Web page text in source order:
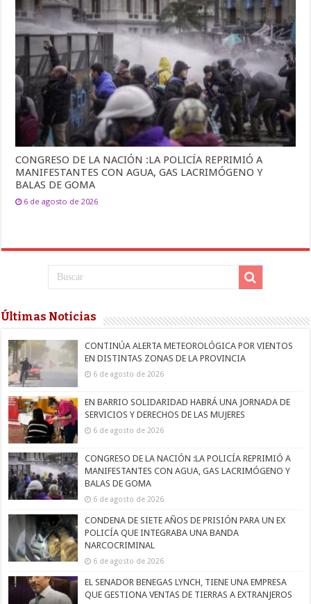
CONGRESO DE LA NACIÓN :LA POLICÍA REPRIMIÓ A
MANIFESTANTES CON AGUA, GAS LACRIMÓGENO Y
BALAS DE GOMA
6 de agosto de 2026
Últimas Noticias
CONTINÚA ALERTA METEOROLÓGICA POR VIENTOS
EN DISTINTAS ZONAS DE LA PROVINCIA
6 de agosto de 2026
EN BARRIO SOLIDARIDAD HABRÁ UNA JORNADA DE
SERVICIOS Y DERECHOS DE LAS MUJERES
6 de agosto de 2026
CONGRESO DE LA NACIÓN :LA POLICÍA REPRIMIÓ A
MANIFESTANTES CON AGUA, GAS LACRIMÓGENO Y
BALAS DE GOMA
6 de agosto de 2026
CONDENA DE SIETE AÑOS DE PRISIÓN PARA UN EX
POLICÍA QUE INTEGRABA UNA BANDA
NARCOCRIMINAL
6 de agosto de 2026
EL SENADOR BENEGAS LYNCH, TIENE UNA EMPRESA
QUE GESTIONA VENTAS DE TIERRAS A EXTRANJEROS